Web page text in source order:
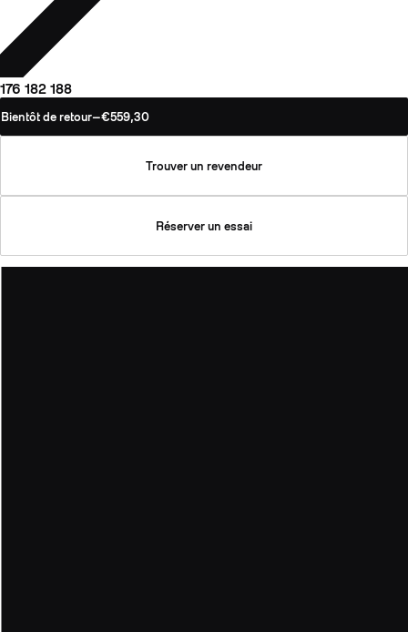
176 182 188
Bientôt de retour—€559,30
Trouver un revendeur
Réserver un essai